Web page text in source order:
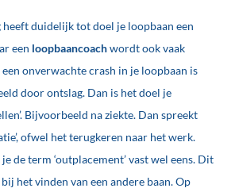
heeft duidelijk tot doel je loopbaan een
een loopbaancoachwordt ook vaak
een onverwachte crash in je loopbaan is
door ontslag. Dan is het doel je
Bijvoorbeeld na ziekte. Dan spreekt
ofwel het terugkeren naar het werk.
de term ‘outplacement’ vast wel eens. Dit
het vinden van een andere baan. Op